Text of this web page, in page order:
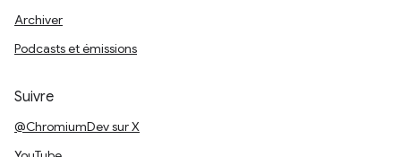
Archiver
Podcasts et émissions
Suivre
@ChromiumDev sur X